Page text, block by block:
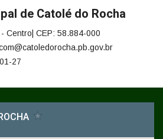
de Catolé do Rocha
Centro| CEP: 58.884-000
27